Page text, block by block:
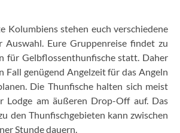
Kolumbiens stehen euch verschiedene
Auswahl. Eure Gruppenreise findet zu
für Gelbflossenthunfische statt. Daher
Fall genügend Angelzeit für das Angeln
Die Thunfische halten sich meist
Lodge am äußeren Drop-Off auf. Das
den Thunfischgebieten kann zwischen
Stunde dauern.